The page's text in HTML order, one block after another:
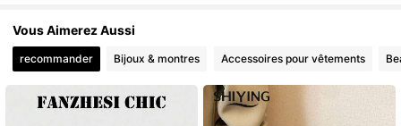
Vous Aimerez Aussi
recommander Bijoux & montres Accessoires pour vêtements